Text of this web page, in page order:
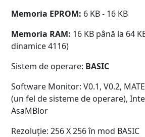
Memoria EPROM: 6 KB - 16 KB
Memoria RAM: 16 KB până la 64
dinamice 4116)
Sistem de operare: BASIC
Software Monitor: V0.1, V0.2,
(un fel de sisteme de operare),
AsaMBlor
Rezoluție: 256 X 256 în mod BASIC